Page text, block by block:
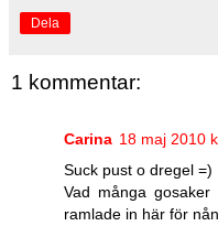
Dela
1 kommentar:
Carina 18 maj 2010
Suck pust o dregel =)
Vad många
ramlade in här för